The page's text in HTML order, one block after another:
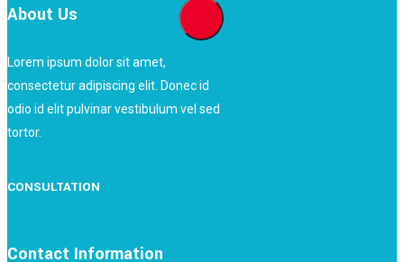
About Us
Lorem ipsum dolor sit amet,
consectetur adipiscing elit. Donec id
odio id elit pulvinar vestibulum vel sed
tortor.
CONSULTATION
Contact Information